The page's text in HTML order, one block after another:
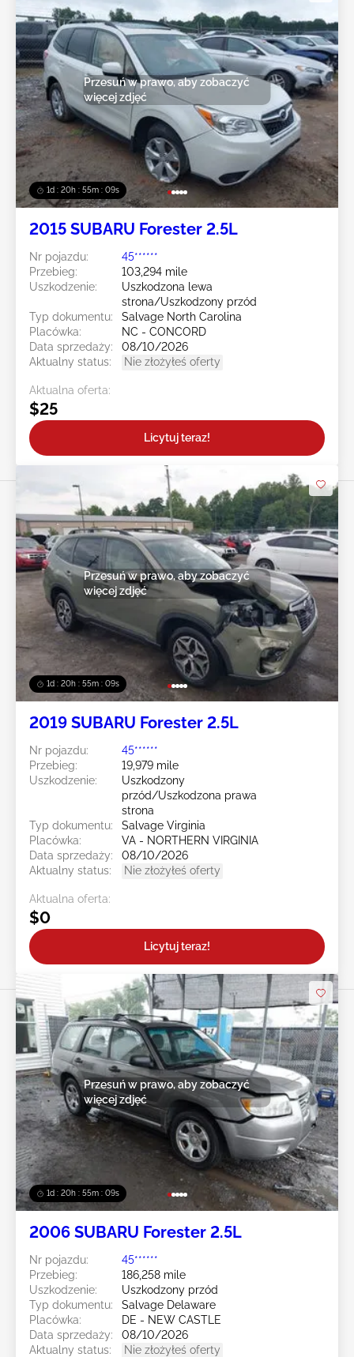
1d : 20h : 55m : 07s
Przesuń w prawo, aby zobaczyć
więcej zdjęć
2015 SUBARU Forester 2.5L
Nr pojazdu:
45******
Przebieg:
103,294 mile
Uszkodzenie:
Uszkodzona lewa
strona/Uszkodzony przód
Typ dokumentu:
Salvage North Carolina
Placówka:
NC - CONCORD
Data sprzedaży:
08/10/2026
Aktualny status:
Nie złożyłeś oferty
Aktualna oferta:
$25
Licytuj teraz!
1d : 20h : 55m : 07s
Przesuń w prawo, aby zobaczyć
więcej zdjęć
2019 SUBARU Forester 2.5L
Nr pojazdu:
45******
Przebieg:
19,979 mile
Uszkodzenie:
Uszkodzony
przód/Uszkodzona prawa
strona
Typ dokumentu:
Salvage Virginia
Placówka:
VA - NORTHERN VIRGINIA
Data sprzedaży:
08/10/2026
Aktualny status:
Nie złożyłeś oferty
Aktualna oferta:
$0
Licytuj teraz!
1d : 20h : 55m : 07s
Przesuń w prawo, aby zobaczyć
więcej zdjęć
2006 SUBARU Forester 2.5L
Nr pojazdu:
45******
Przebieg:
186,258 mile
Uszkodzenie:
Uszkodzony przód
Typ dokumentu:
Salvage Delaware
Placówka:
DE - NEW CASTLE
Data sprzedaży:
08/10/2026
Aktualny status:
Nie złożyłeś oferty